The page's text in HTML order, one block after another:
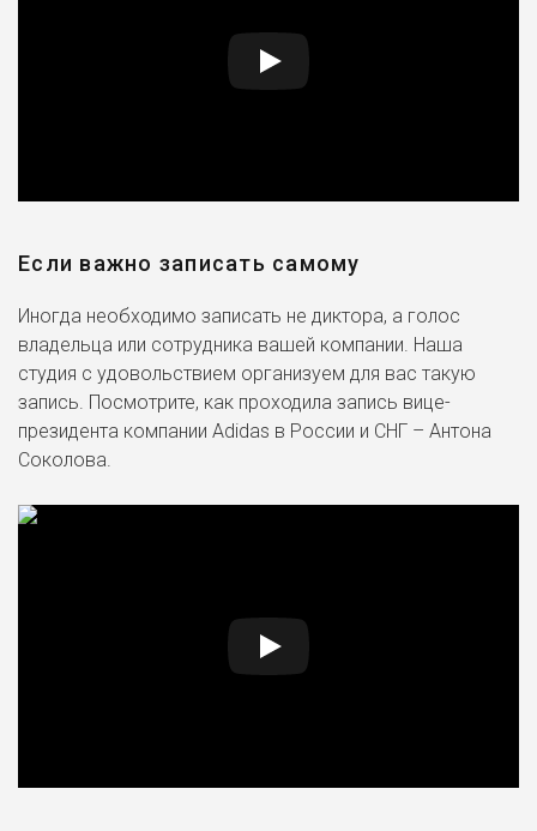
Если важно записать самому
Иногда необходимо записать не диктора, а голос
владельца или сотрудника вашей компании. Наша
студия с удовольствием организуем для вас такую
запись. Посмотрите, как проходила запись вице-
президента компании Adidas в России и СНГ – Антона
Соколова.